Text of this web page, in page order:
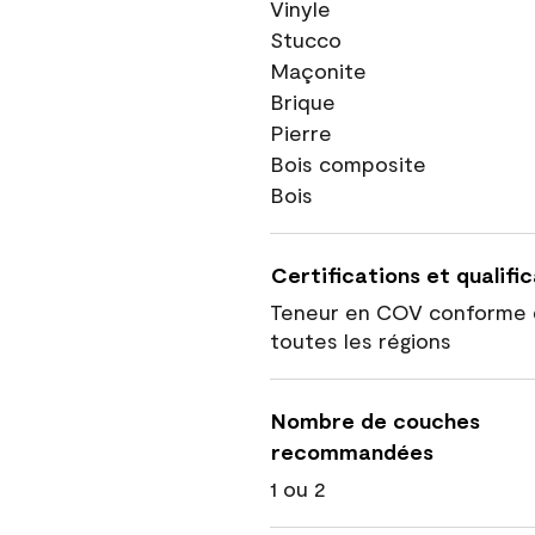
Vinyle
Stucco
Maçonite
Brique
Pierre
Bois composite
Bois
Certifications et
Teneur en COV conforme
toutes les régions
Nombre de couches
recommandées
1 ou 2